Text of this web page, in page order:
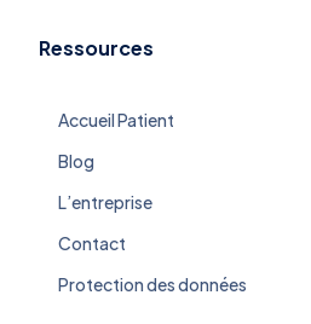
Ressources
Accueil Patient
Blog
L’entreprise
Contact
Protection des données